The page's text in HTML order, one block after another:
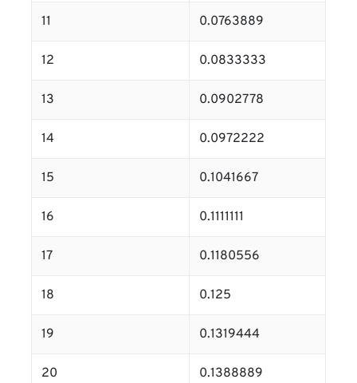
11 0.0763889
12 0.0833333
13 0.0902778
14 0.0972222
15 0.1041667
16 0.1111111
17 0.1180556
18 0.125
19 0.1319444
20 0.1388889